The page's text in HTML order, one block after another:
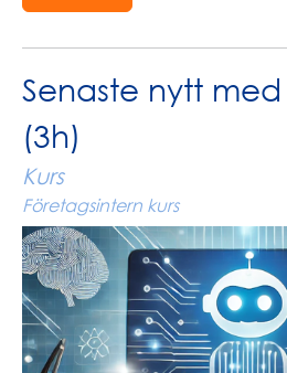
Senaste nytt
(3h)
Kurs
Företagsintern kurs